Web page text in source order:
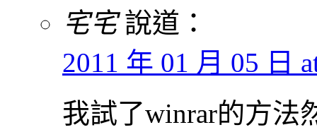
宅宅 說道：
2011 年 01 月 05 日
我試了winrar的方法